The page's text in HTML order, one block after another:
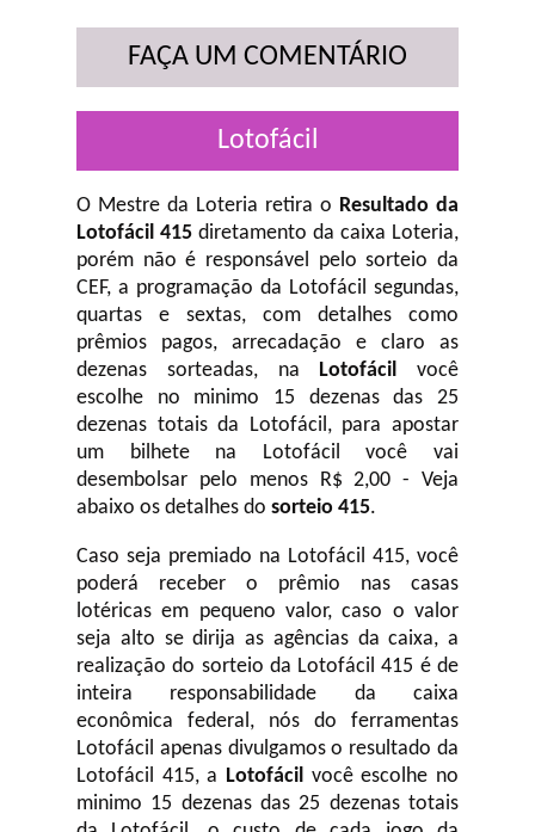
FAÇA UM COMENTÁRIO
Lotofácil
O Mestre da Loteria retira o Resultado da
Lotofácil 415 diretamento da caixa Loteria,
porém não é responsável pelo sorteio da
CEF, a programação da Lotofácil segundas,
quartas e sextas, com detalhes como
prêmios pagos, arrecadação e claro as
dezenas sorteadas, na Lotofácil você
escolhe no minimo 15 dezenas das 25
dezenas totais da Lotofácil, para apostar
um bilhete na Lotofácil você vai
desembolsar pelo menos R$ 2,00 - Veja
abaixo os detalhes do sorteio 415.
Caso seja premiado na Lotofácil 415, você
poderá receber o prêmio nas casas
lotéricas em pequeno valor, caso o valor
seja alto se dirija as agências da caixa, a
realização do sorteio da Lotofácil 415 é de
inteira responsabilidade da caixa
econômica federal, nós do ferramentas
Lotofácil apenas divulgamos o resultado da
Lotofácil 415, a Lotofácil você escolhe no
minimo 15 dezenas das 25 dezenas totais